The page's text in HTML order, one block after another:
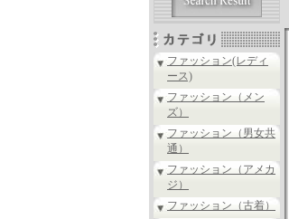
ファッション(レディ
ース)
ファッション（メン
ズ）
ファッション（男女共
通）
ファッション（アメカ
ジ）
ファッション（古着）